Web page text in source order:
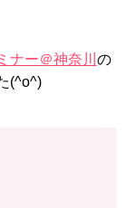
ナー＠神奈川 の
(^o^)